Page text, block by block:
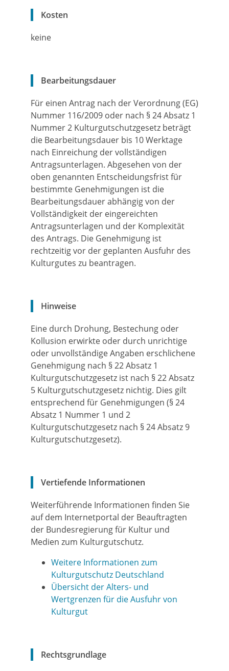
Kosten
keine
Bearbeitungsdauer
Für einen Antrag nach der Verordnung (EG)
Nummer 116/2009 oder nach § 24 Absatz 1
Nummer 2 Kulturgutschutzgesetz beträgt
die Bearbeitungsdauer bis 10 Werktage
nach Einreichung der vollständigen
Antragsunterlagen. Abgesehen von der
oben genannten Entscheidungsfrist für
bestimmte Genehmigungen ist die
Bearbeitungsdauer abhängig von der
Vollständigkeit der eingereichten
Antragsunterlagen und der Komplexität
des Antrags. Die Genehmigung ist
rechtzeitig vor der geplanten Ausfuhr des
Kulturgutes zu beantragen.
Hinweise
Eine durch Drohung, Bestechung oder
Kollusion erwirkte oder durch unrichtige
oder unvollständige Angaben erschlichene
Genehmigung nach § 22 Absatz 1
Kulturgutschutzgesetz ist nach § 22 Absatz
5 Kulturgutschutzgesetz nichtig. Dies gilt
entsprechend für Genehmigungen (§ 24
Absatz 1 Nummer 1 und 2
Kulturgutschutzgesetz nach § 24 Absatz 9
Kulturgutschutzgesetz).
Vertiefende Informationen
Weiterführende Informationen finden Sie
auf dem Internetportal der Beauftragten
der Bundesregierung für Kultur und
Medien zum Kulturgutschutz.
Weitere Informationen zum
Kulturgutschutz Deutschland
Übersicht der Alters- und
Wertgrenzen für die Ausfuhr von
Kulturgut
Rechtsgrundlage